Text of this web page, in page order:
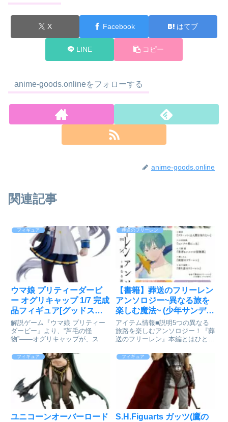
X Facebook はてブ
LINE コピー
anime-goods.onlineをフォローする
anime-goods.online
関連記事
フィギュア
ウマ娘 プリティーダービ
ー オグリキャップ 1/7 完成
品フィギュア[グッドスマ
イルカンパニー]が予約受
付開始
解説ゲーム『ウマ娘 プリティー
ダービー』より、“芦毛の怪
物”――オグリキャップが、スケ
ーライトビート」に身を包み、力
強くも気品ある立ち姿を丁寧に表
現いたしました。視線の先に勝利
を見据える瞳に揺るぎない意志と
誇り...
葬送のフリーレン
【書籍】葬送のフリーレン
アンソロジー~異なる旅を
楽しむ魔法~ (少年サンデー
コミックス) が好評発売中
アイテム情報■説明5つの異なる
旅路を楽しむアンソロジー！『葬
送のフリーレン』本編とはひと味
人の作家が描く、5つの異なる旅
路。■フリーレンは人間を知りた
い（城奈）■ヒンメル旅にっき
（山口和海）■勇者ヒンメルの冒
フィギュア
ユニコーンオーバーロード
フィギュア
S.H.Figuarts ガッツ(鷹の